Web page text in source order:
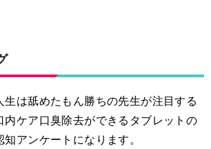
生は舐めたもん勝ちの先生が注目する
内ケア口臭除去ができるタブレットの
知アンケートになります。